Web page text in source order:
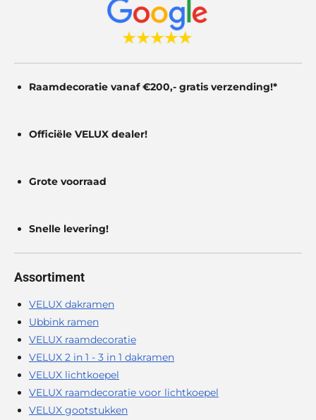
n
Raamdecoratie vanaf €200,- gratis verzending!*
Officiële VELUX dealer!
Grote voorraad
Snelle levering!
Assortiment
VELUX dakramen
Ubbink ramen
VELUX raamdecoratie
VELUX 2 in 1 - 3 in 1 dakramen
VELUX lichtkoepel
VELUX raamdecoratie voor lichtkoepel
VELUX gootstukken